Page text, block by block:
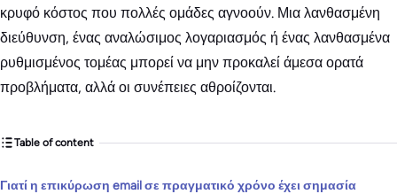
κρυφό κόστος που πολλές ομάδες αγνοούν. Μια λανθασμένη
διεύθυνση, ένας αναλώσιμος λογαριασμός ή ένας λανθασμένα
ρυθμισμένος τομέας μπορεί να μην προκαλεί άμεσα ορατά
προβλήματα, αλλά οι συνέπειες αθροίζονται.
Table of content
Γιατί η επικύρωση email σε πραγματικό χρόνο έχει σημασία